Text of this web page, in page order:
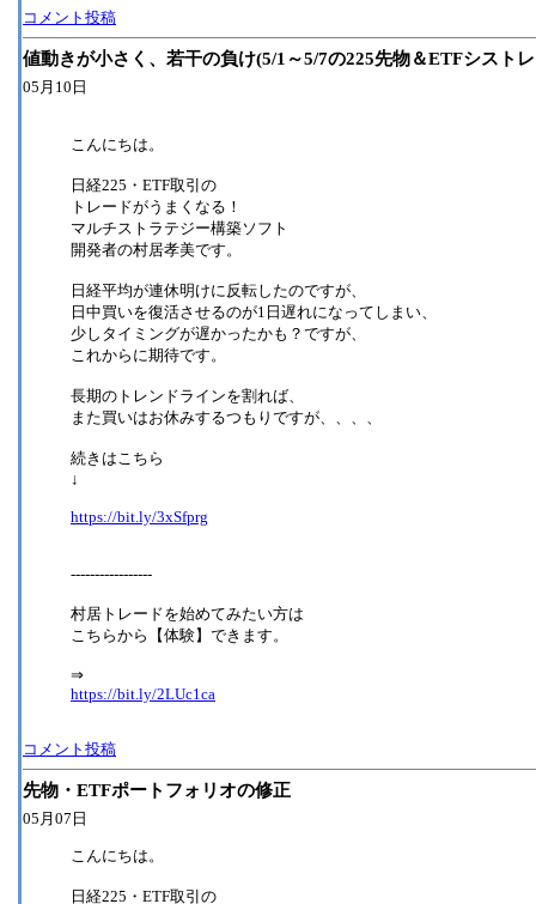
コメント投稿
値動きが小さく、若干の負け(5/1～5/7の225先物＆ETFシスト
05月10日
こんにちは。
日経225・ETF取引の
トレードがうまくなる！
マルチストラテジー構築ソフト
開発者の村居孝美です。
日経平均が連休明けに反転したのですが、
日中買いを復活させるのが1日遅れになってしまい、
少しタイミングが遅かったかも？ですが、
これからに期待です。
長期のトレンドラインを割れば、
また買いはお休みするつもりですが、、、、
続きはこちら
↓
https://bit.ly/3xSfprg
-----------------
村居トレードを始めてみたい方は
こちらから【体験】できます。
⇒
https://bit.ly/2LUc1ca
コメント投稿
先物・ETFポートフォリオの修正
05月07日
こんにちは。
日経225・ETF取引の